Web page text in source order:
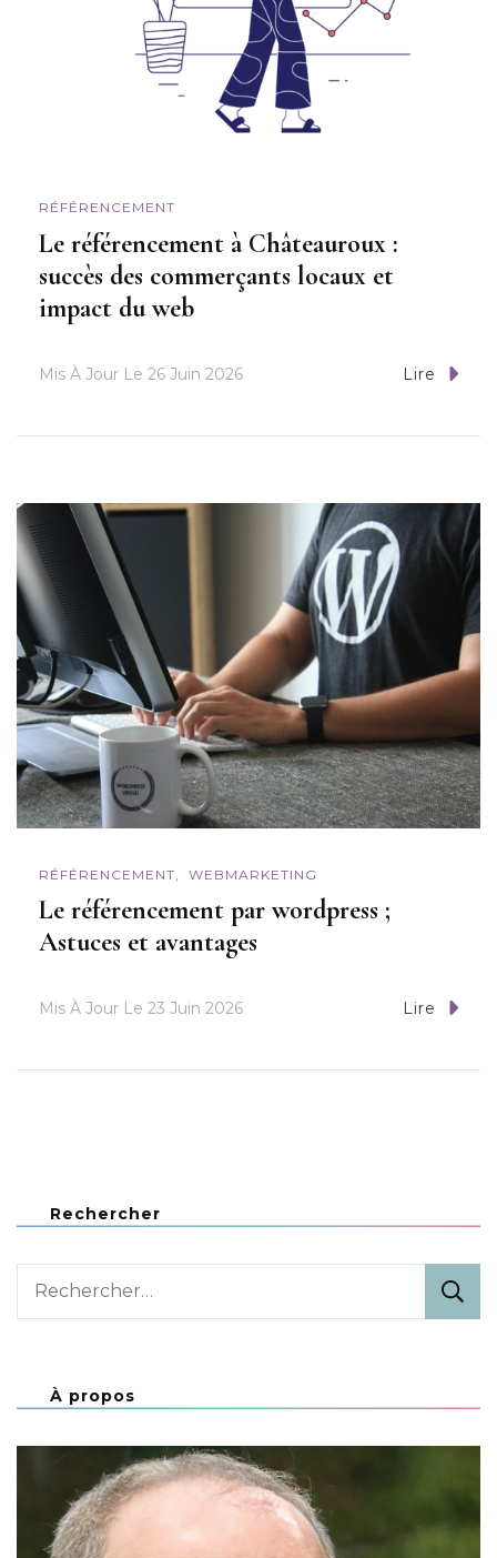
RÉFÉRENCEMENT
Le référencement à Châteauroux :
succès des commerçants locaux et
impact du web
Mis À Jour Le 26 Juin 2026 Lire
RÉFÉRENCEMENT WEBMARKETING
Le référencement par wordpress ;
Astuces et avantages
Mis À Jour Le 23 Juin 2026 Lire
Rechercher
Rechercher :
À propos